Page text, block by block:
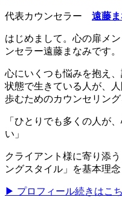
代表カウンセラー 遠藤
はじめまして。心の扉メ
ンセラー遠藤まなみです。
心にいくつも悩みを抱え
状態で生きている人が、
歩むためのカウンセリング
「ひとりでも多くの人が
い」
クライアント様に寄り添
ングスタイル」を基本理念
▶ プロフィール続きはこ